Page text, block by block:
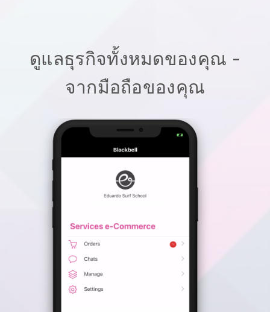
ดูแลธุรกิจทั้งหมดของคุณ -
จากมือถือของคุณ